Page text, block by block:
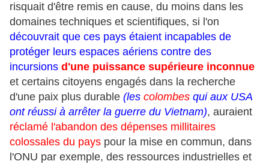
risquait d'être remis en cause, du moins dans les
domaines techniques et scientifiques, si l'on
découvrait que ces pays étaient incapables de
protéger leurs espaces aériens contre des
incursions d'une puissance supérieure inconnue
et certains citoyens engagés dans la recherche
d'une paix plus durable (les colombes qui aux USA
ont réussi à arrêter la guerre du Vietnam), auraient
réclamé l'abandon des dépenses millitaires
colossales du pays pour la mise en commun, dans
l'ONU par exemple, des ressources industrielles et